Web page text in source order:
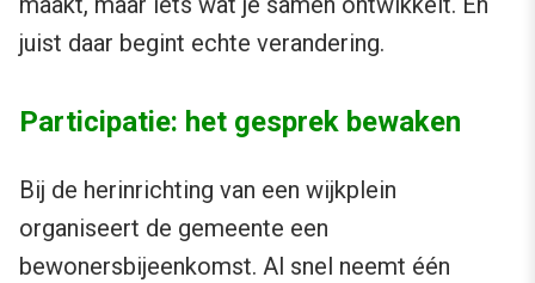
juist daar begint echte verandering.
Participatie: het gesprek bewaken
Bij de herinrichting van een wijkplein
organiseert de gemeente een
bewonersbijeenkomst. Al snel neemt één